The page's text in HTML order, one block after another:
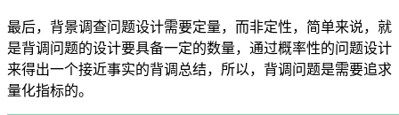
最后，背景调查问题设计需要定量，而非定性，简单来说，就
是背调问题的设计要具备一定的数量，通过概率性的问题设计
来得出一个接近事实的背调总结，所以，背调问题是需要追求
量化指标的。